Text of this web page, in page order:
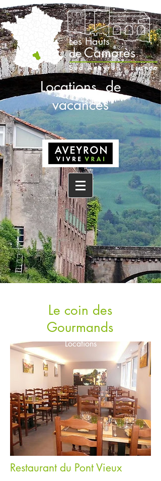
Les Hauts
deCamarès
Sud Aveyron - France
Locations de
vacances
Le coin des
Gourmands
Restaurant du Pont Vieux
Locations